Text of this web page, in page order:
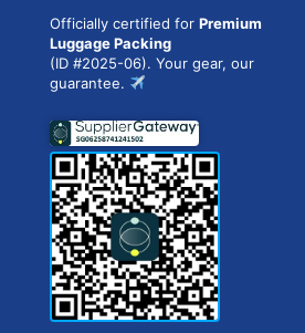
Officially certified for Premium
Luggage Packing
(ID #2025-06). Your gear, our
guarantee.